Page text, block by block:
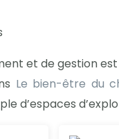
et de gestion
Le bien-être du
d’espaces